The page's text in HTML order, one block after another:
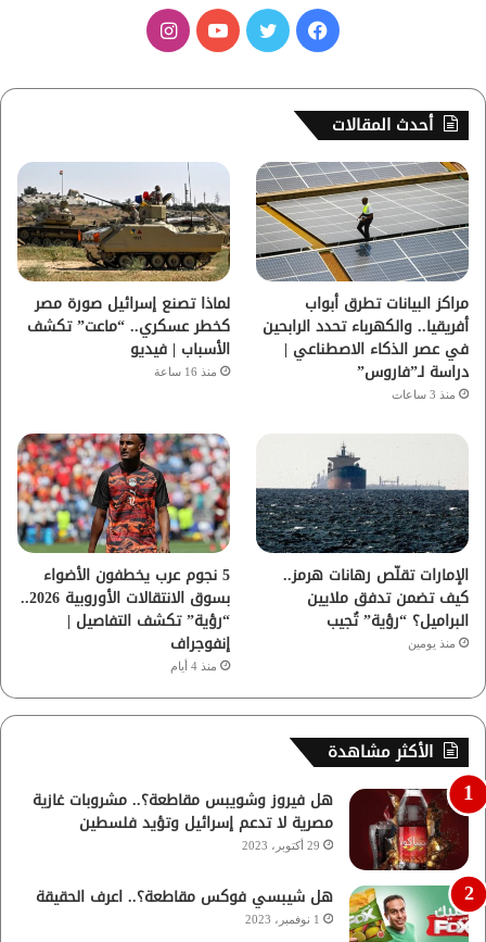
س
ب
و
ك
ر
ي
و
ب
ت
ق
ر
ا
م
أحدث المقالات
مراكز البيانات تطرق أبواب
أفريقيا.. والكهرباء تحدد الرابحين
في عصر الذكاء الاصطناعي |
دراسة لـ”فاروس”
منذ 3 ساعات
لماذا تصنع إسرائيل صورة مصر
كخطر عسكري.. “ماعت” تكشف
الأسباب | فيديو
منذ 16 ساعة
الإمارات تقلّص رهانات هرمز..
كيف تضمن تدفق ملايين
البراميل؟ “رؤية” تُجيب
منذ يومين
5 نجوم عرب يخطفون الأضواء
بسوق الانتقالات الأوروبية 2026..
“رؤية” تكشف التفاصيل |
إنفوجراف
منذ 4 أيام
الأكثر مشاهدة
هل فيروز وشويبس مقاطعة؟.. مشروبات غازية
مصرية لا تدعم إسرائيل وتؤيد فلسطين
29 أكتوبر، 2023
هل شيبسي فوكس مقاطعة؟.. اعرف الحقيقة
1 نوفمبر، 2023